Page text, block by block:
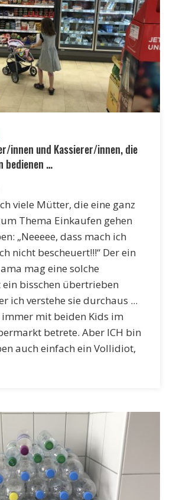
innen und Kassierer/innen, die
bedienen …
viele Mütter, die eine ganz
Thema Einkaufen gehen
„Neeeee, dass mach ich
nicht bescheuert!!!“ Der ein
mag eine solche
bisschen übertrieben
ich verstehe sie durchaus ...
mit beiden Kids im
betrete. Aber ICH bin
auch einfach ein Vollidiot,